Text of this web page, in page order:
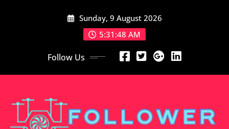
Sunday, 9 August 2026
5:31:49 AM
Follow Us